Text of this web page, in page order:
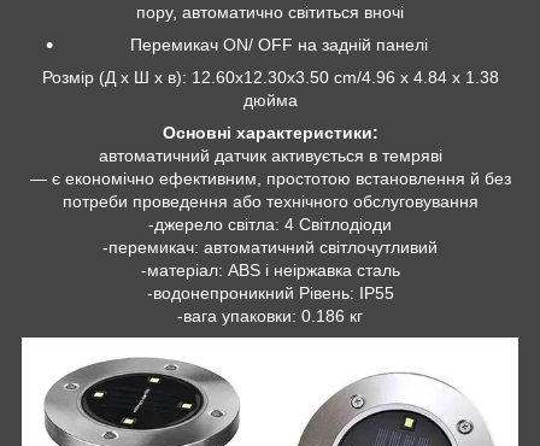
пору, автоматично світиться вночі
Перемикач ON/ OFF на задній панелі
Розмір (Д х Ш х в): 12.60x12.30x3.50 cm/4.96 х 4.84 х 1.38
дюйма
Основні характеристики:
автоматичний датчик активується в темряві
— є економічно ефективним, простотою встановлення й без
потреби проведення або технічного обслуговування
-джерело світла: 4 Світлодіоди
-перемикач: автоматичний світлочутливий
-матеріал: ABS і неіржавка сталь
-водонепроникний Рівень: IP55
-вага упаковки: 0.186 кг